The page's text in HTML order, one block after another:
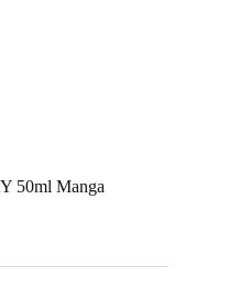
50ml Manga